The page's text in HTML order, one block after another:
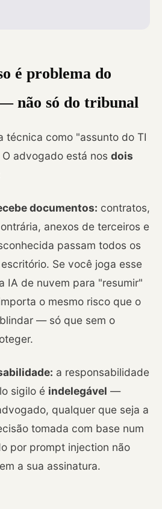
é problema do
não só do tribunal
técnica como "assunto do TI
advogado está nos dois
documentos: contratos,
anexos de terceiros e
passam todos os
Se você joga esse
IA de nuvem para "resumir"
o mesmo risco que o
— só que sem o
a responsabilidade
sigilo é indelegável —
qualquer que seja a
tomada com base num
por prompt injection não
a sua assinatura.